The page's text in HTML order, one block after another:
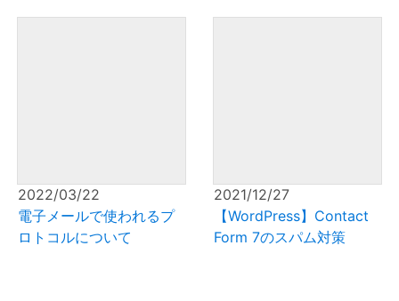
2022/03/22
電子メールで使われるプ
ロトコルについて
2021/12/27
【WordPress】Contact
Form 7のスパム対策